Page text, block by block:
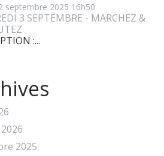
septembre 2025 16h50
3 SEPTEMBRE - MARCHEZ &
:...
2025